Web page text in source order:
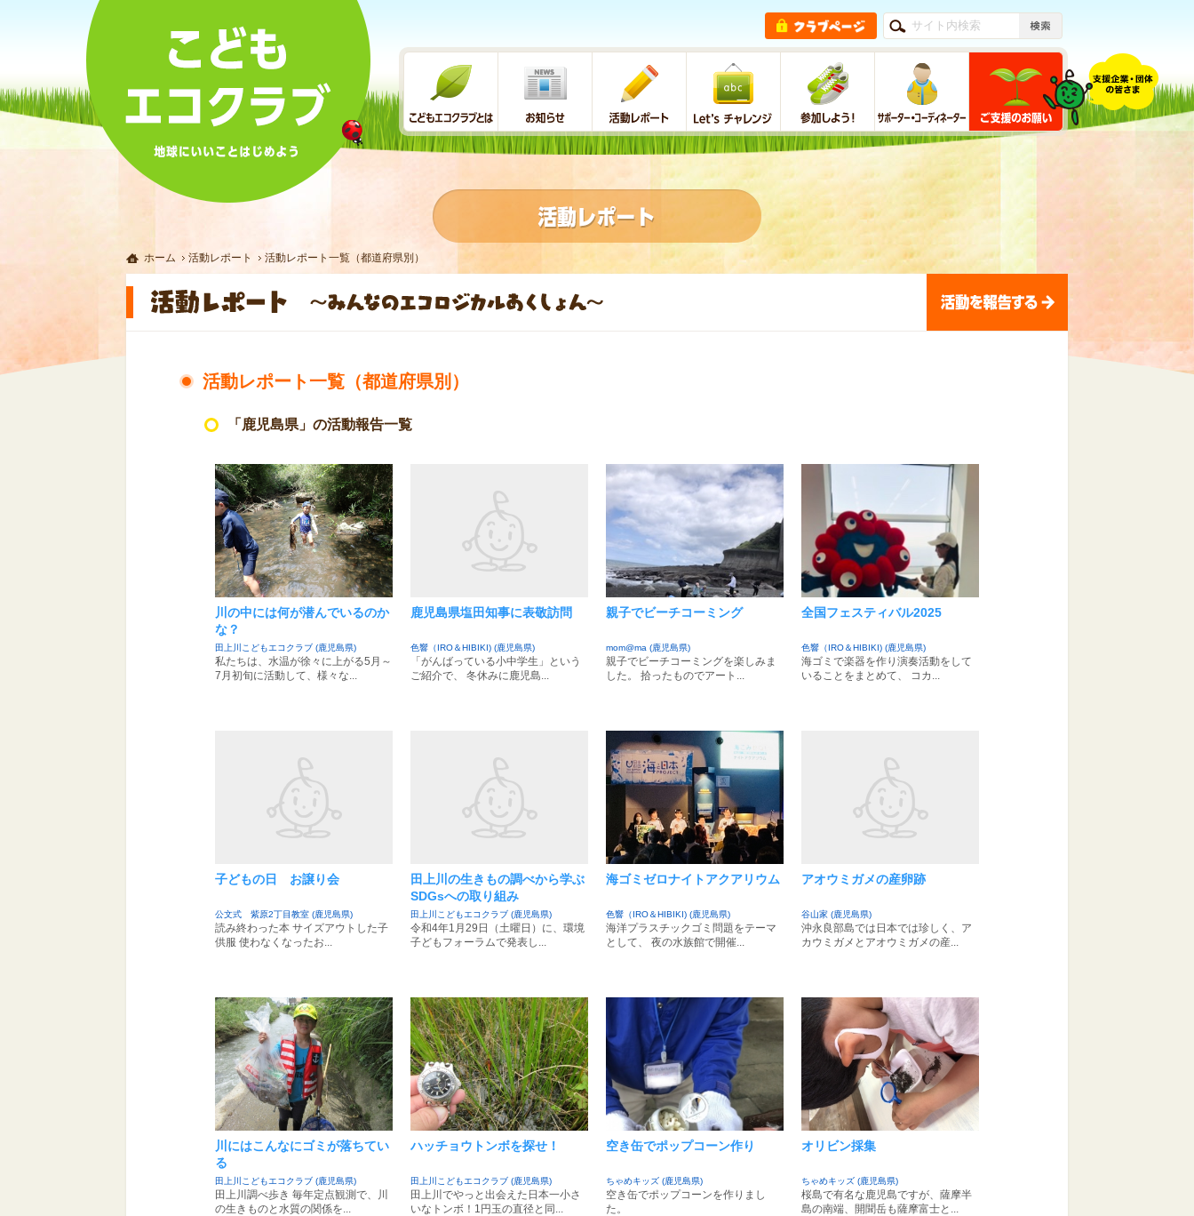
ホーム 活動レポート 活動レポート一覧（都道府県別）
活動レポート一覧（都道府県別）
「鹿児島県」の活動報告一覧
川の中には何が潜んでいるのか
な？
田上川こどもエコクラブ (鹿児島県)
私たちは、水温が徐々に上がる5月～
7月初旬に活動して、様々な...
鹿児島県塩田知事に表敬訪問
色響（IRO＆HIBIKI) (鹿児島県)
「がんばっている小中学生」という
ご紹介で、 冬休みに鹿児島...
親子でビーチコーミング
mom@ma (鹿児島県)
親子でビーチコーミングを楽しみま
した。 拾ったものでアート...
全国フェスティバル2025
色響（IRO＆HIBIKI) (鹿児島県)
海ゴミで楽器を作り演奏活動をして
いることをまとめて、 コカ...
子どもの日 お譲り会
公文式 紫原2丁目教室 (鹿児島県)
読み終わった本 サイズアウトした子
供服 使わなくなったお...
田上川の生きもの調べから学ぶ
SDGsへの取り組み
田上川こどもエコクラブ (鹿児島県)
令和4年1月29日（土曜日）に、環境
子どもフォーラムで発表し...
海ゴミゼロナイトアクアリウム
色響（IRO＆HIBIKI) (鹿児島県)
海洋プラスチックゴミ問題をテーマ
として、 夜の水族館で開催...
アオウミガメの産卵跡
谷山家 (鹿児島県)
沖永良部島では日本では珍しく、ア
カウミガメとアオウミガメの産...
川にはこんなにゴミが落ちてい
る
田上川こどもエコクラブ (鹿児島県)
田上川調べ歩き 毎年定点観測で、川
の生きものと水質の関係を...
ハッチョウトンボを探せ！
田上川こどもエコクラブ (鹿児島県)
田上川でやっと出会えた日本一小さ
いなトンボ！1円玉の直径と同...
空き缶でポップコーン作り
ちゃめキッズ (鹿児島県)
空き缶でポップコーンを作りまし
た。
オリビン採集
ちゃめキッズ (鹿児島県)
桜島で有名な鹿児島ですが、薩摩半
島の南端、開聞岳も薩摩富士と...